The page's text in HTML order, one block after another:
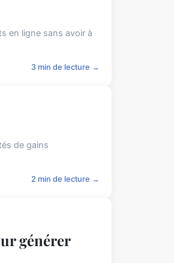
en ligne sans avoir à
3 min de lecture →
de gains
2 min de lecture →
générer